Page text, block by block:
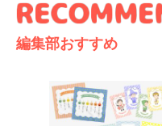
編集部おすすめ